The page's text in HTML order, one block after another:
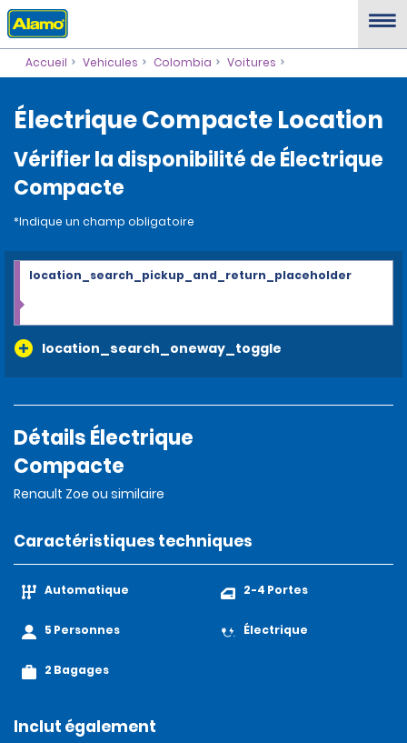
Accueil Vehicules Colombia Voitures
Électrique Compacte Location
Vérifier la disponibilité de Électrique
Compacte
*Indique un champ obligatoire
location_search_oneway_toggle
location_search_pickup_and_return_placeholder
Détails Électrique
Compacte
Renault Zoe ou similaire
Caractéristiques techniques
Automatique
5 Personnes
2 Bagages
2-4 Portes
Électrique
Inclut également